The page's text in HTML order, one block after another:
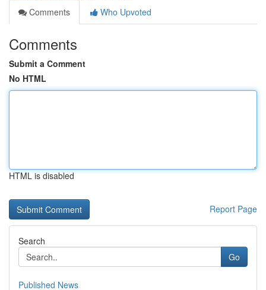
Comments
Who Upvoted
Comments
Submit a Comment
No HTML
HTML is disabled
Report Page
Search
Go
Published News